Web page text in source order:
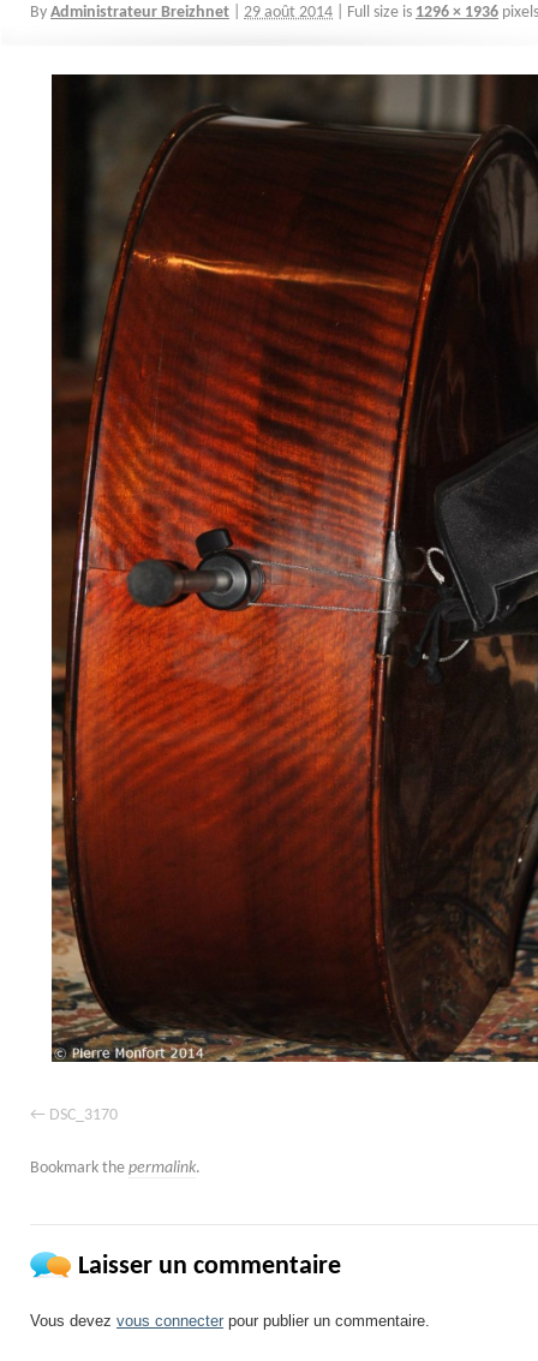
By Administrateur Breizhnet 29 août 2014 Full size is 1296 × 1936 pixels
DSC_3170
Bookmark the permalink.
Laisser un commentaire
Vous devez vous connecter pour publier un commentaire.